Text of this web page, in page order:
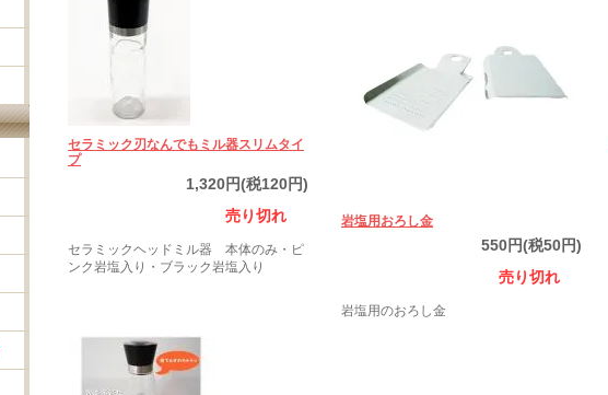
セラミック刃なんでもミル器スリムタイ
プ
1,320円(税120円)
売り切れ
セラミックヘッドミル器 本体のみ・ピ
ンク岩塩入り・ブラック岩塩入り
岩塩用おろし金
550円(税50円)
売り切れ
岩塩用のおろし金